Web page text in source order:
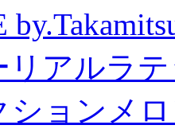
リアルラ
ションメ